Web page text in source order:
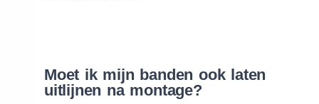
Moet ik mijn banden ook laten
uitlijnen na montage?